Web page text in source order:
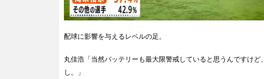
配球に影響を与えるレベルの足。
丸佳浩「当然バッテリーも最大限警戒していると思うんですけ
し。」